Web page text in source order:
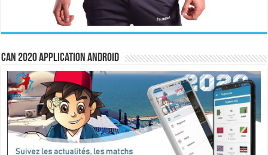
CAN 2020 Application Android